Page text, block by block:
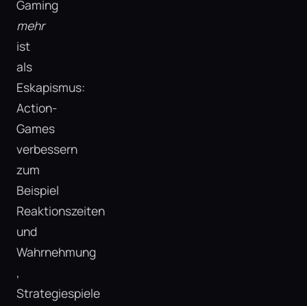
Gaming
mehr
ist
als
Eskapismus:
Action-
Games
verbessern
zum
Beispiel
Reaktionszeiten
und
Wahrnehmung​
,
Strategiespiele